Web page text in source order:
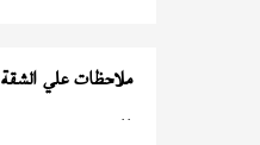
ملاحظات علي الشقة
..